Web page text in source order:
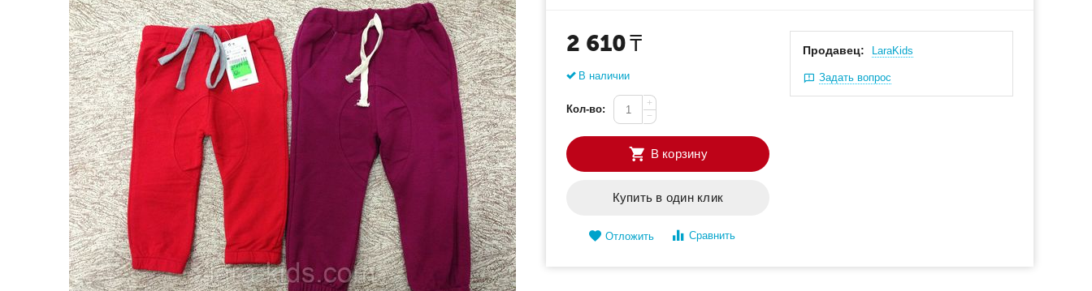
2 610 ₸
В наличии
Кол-во:
+
−
В корзину
Купить в один клик
Отложить Сравнить
Продавец: LaraKids
Задать вопрос